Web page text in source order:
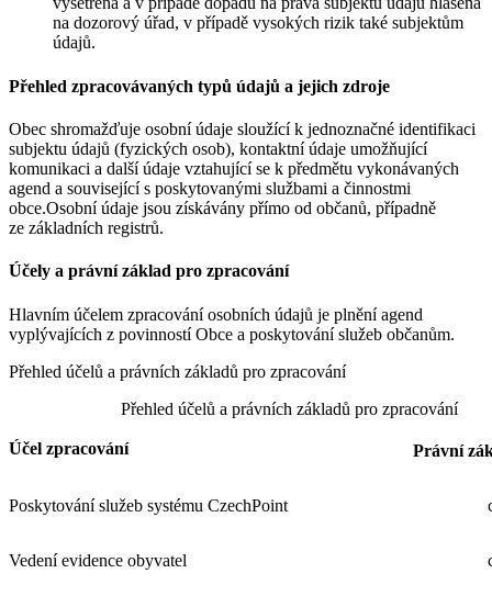
na dozorový úřad, v případě vysokých rizik také subjektům
údajů.
Přehled zpracovávaných typů údajů a jejich zdroje
Obec shromažďuje osobní údaje sloužící k jednoznačné identifikaci
subjektu údajů (fyzických osob), kontaktní údaje umožňující
komunikaci a další údaje vztahující se k předmětu vykonávaných
agend a související s poskytovanými službami a činnostmi
obce.Osobní údaje jsou získávány přímo od občanů, případně
ze základních registrů.
Účely a právní základ pro zpracování
Hlavním účelem zpracování osobních údajů je plnění agend
vyplývajících z povinností Obce a poskytování služeb občanům.
Přehled účelů a právních základů pro zpracování
Přehled účelů a právních základů pro zpracování
Účel zpracování Právní
Poskytování služeb systému CzechPoint
Vedení evidence obyvatel